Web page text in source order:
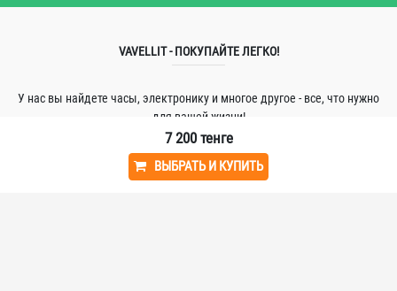
7 200тенге
ВЫБРАТЬ И КУПИТЬ
VAVELLIT - ПОКУПАЙТЕ ЛЕГКО!
У нас вы найдете часы, электронику и многое другое - все, что нужно
для вашей жизни!